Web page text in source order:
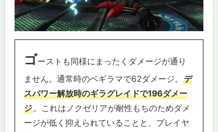
ゴーストも同様にまったくダメージが通り
ません。通常時のベギラマで62ダメージ。 デ
スパワー解放時のギラグレイドで196ダメー
ジ。これはノクゼリアが耐性もちのためダメ
ージが低く抑えられていることと、プレイヤ